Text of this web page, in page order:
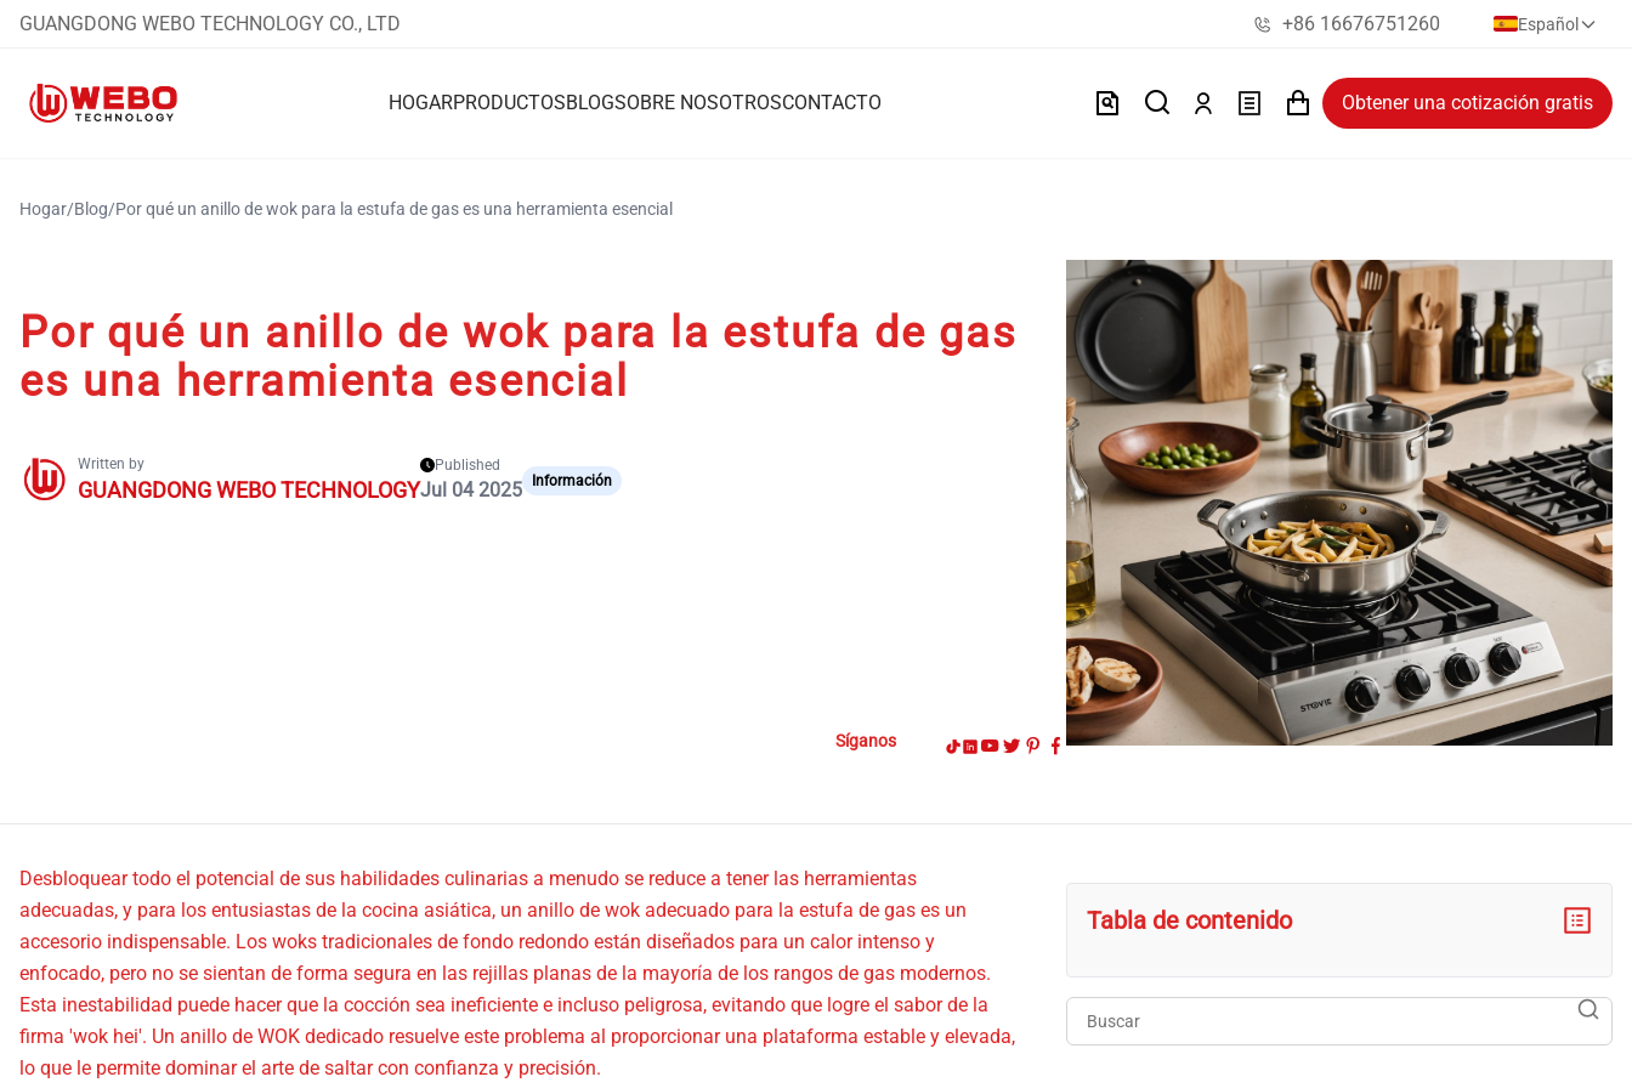
GUANGDONG WEBO TECHNOLOGY CO., LTD +86 16676751260 Español
HOGARPRODUCTOSBLOGSOBRE NOSOTROSCONTACTO Obtener una cotización gratis
Hogar/Blog/Por qué un anillo de wok para la estufa de gas es una herramienta esencial
Por qué un anillo de wok para la estufa de gas
es una herramienta esencial
Written by
GUANGDONG WEBO TECHNOLOGY
Published
Jul 04 2025 Información
Síganos
Desbloquear todo el potencial de sus habilidades culinarias a menudo se reduce a tener las herramientas
adecuadas, y para los entusiastas de la cocina asiática, un anillo de wok adecuado para la estufa de gas es un
accesorio indispensable. Los woks tradicionales de fondo redondo están diseñados para un calor intenso y
enfocado, pero no se sientan de forma segura en las rejillas planas de la mayoría de los rangos de gas modernos.
Esta inestabilidad puede hacer que la cocción sea ineficiente e incluso peligrosa, evitando que logre el sabor de la
firma 'wok hei'. Un anillo de WOK dedicado resuelve este problema al proporcionar una plataforma estable y elevada,
lo que le permite dominar el arte de saltar con confianza y precisión.
Tabla de contenido
Buscar